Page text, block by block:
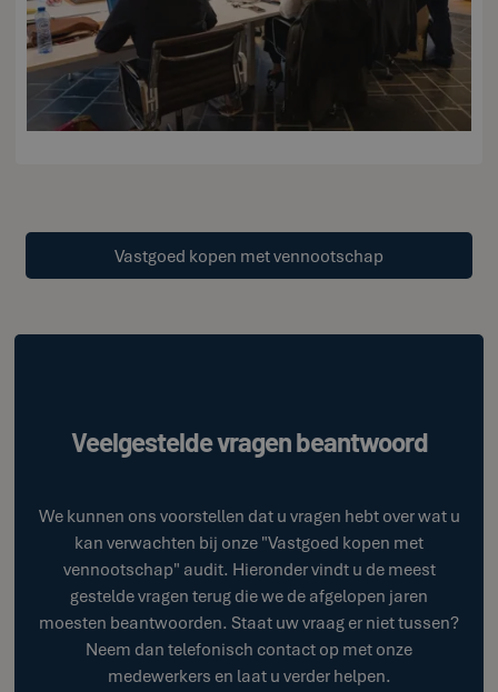
Vastgoed kopen met vennootschap
Veelgestelde vragen beantwoord
We kunnen ons voorstellen dat u vragen hebt over wat u
kan verwachten bij onze "Vastgoed kopen met
vennootschap" audit. Hieronder vindt u de meest
gestelde vragen terug die we de afgelopen jaren
moesten beantwoorden. Staat uw vraag er niet tussen?
Neem dan telefonisch contact op met onze
medewerkers en laat u verder helpen.